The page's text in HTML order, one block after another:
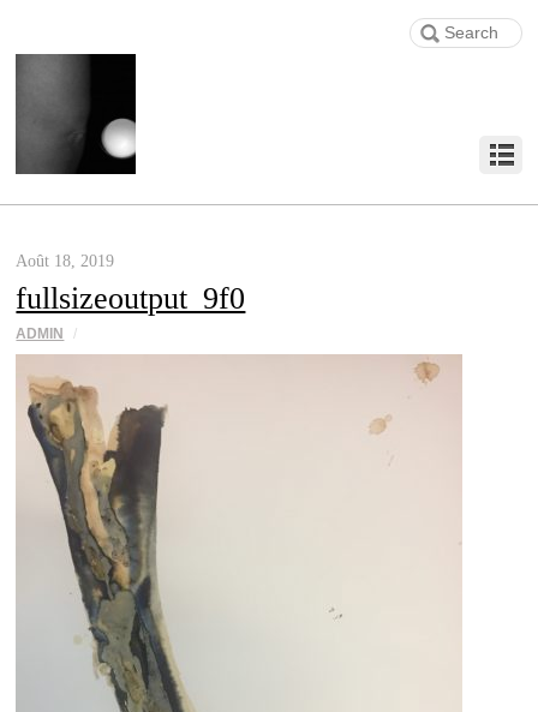
Août 18, 2019
fullsizeoutput_9f0
ADMIN /